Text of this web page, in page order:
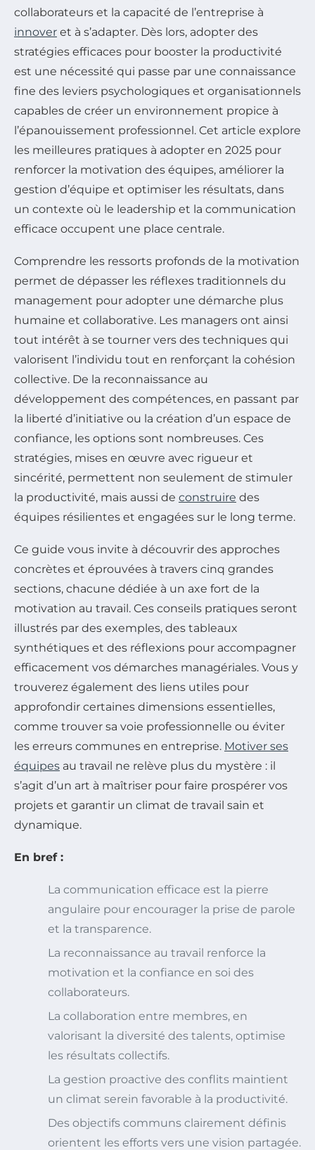
collaborateurs et la capacité de l’entreprise à
innover et à s’adapter. Dès lors, adopter des
stratégies efficaces pour booster la productivité
est une nécessité qui passe par une connaissance
fine des leviers psychologiques et organisationnels
capables de créer un environnement propice à
l’épanouissement professionnel. Cet article explore
les meilleures pratiques à adopter en 2025 pour
renforcer la motivation des équipes, améliorer la
gestion d’équipe et optimiser les résultats, dans
un contexte où le leadership et la communication
efficace occupent une place centrale.
Comprendre les ressorts profonds de la motivation
permet de dépasser les réflexes traditionnels du
management pour adopter une démarche plus
humaine et collaborative. Les managers ont ainsi
tout intérêt à se tourner vers des techniques qui
valorisent l’individu tout en renforçant la cohésion
collective. De la reconnaissance au
développement des compétences, en passant par
la liberté d’initiative ou la création d’un espace de
confiance, les options sont nombreuses. Ces
stratégies, mises en œuvre avec rigueur et
sincérité, permettent non seulement de stimuler
la productivité, mais aussi de construire des
équipes résilientes et engagées sur le long terme.
Ce guide vous invite à découvrir des approches
concrètes et éprouvées à travers cinq grandes
sections, chacune dédiée à un axe fort de la
motivation au travail. Ces conseils pratiques seront
illustrés par des exemples, des tableaux
synthétiques et des réflexions pour accompagner
efficacement vos démarches managériales. Vous y
trouverez également des liens utiles pour
approfondir certaines dimensions essentielles,
comme trouver sa voie professionnelle ou éviter
les erreurs communes en entreprise. Motiver ses
équipes au travail ne relève plus du mystère : il
s’agit d’un art à maîtriser pour faire prospérer vos
projets et garantir un climat de travail sain et
dynamique.
En bref :
La communication efficace est la pierre
angulaire pour encourager la prise de parole
et la transparence.
La reconnaissance au travail renforce la
motivation et la confiance en soi des
collaborateurs.
La collaboration entre membres, en
valorisant la diversité des talents, optimise
les résultats collectifs.
La gestion proactive des conflits maintient
un climat serein favorable à la productivité.
Des objectifs communs clairement définis
orientent les efforts vers une vision partagée.